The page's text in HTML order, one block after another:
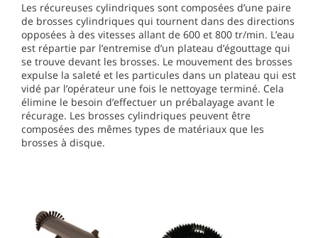
Les récureuses cylindriques sont composées d’une paire
de brosses cylindriques qui tournent dans des directions
opposées à des vitesses allant de 600 et 800 tr/min. L’eau
est répartie par l’entremise d’un plateau d’égouttage qui
se trouve devant les brosses. Le mouvement des brosses
expulse la saleté et les particules dans un plateau qui est
vidé par l’opérateur une fois le nettoyage terminé. Cela
élimine le besoin d’effectuer un prébalayage avant le
récurage. Les brosses cylindriques peuvent être
composées des mêmes types de matériaux que les
brosses à disque.